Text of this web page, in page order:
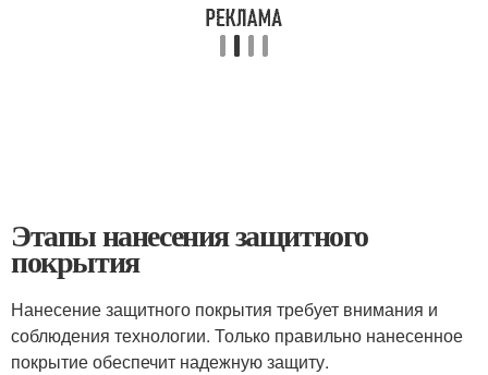
Этапы нанесения защитного
покрытия
Нанесение защитного покрытия требует внимания и
соблюдения технологии. Только правильно нанесенное
покрытие обеспечит надежную защиту.